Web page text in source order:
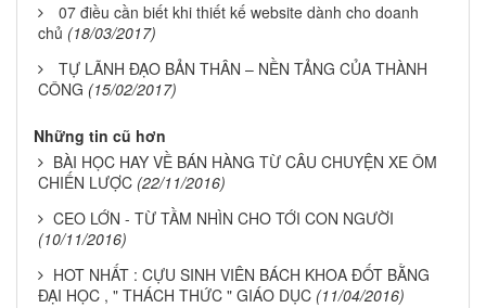
07 điều cần biết khi thiết kế website dành cho doanh
chủ (18/03/2017)
TỰ LÃNH ĐẠO BẢN THÂN – NỀN TẢNG CỦA THÀNH
CÔNG (15/02/2017)
Những tin cũ hơn
BÀI HỌC HAY VỀ BÁN HÀNG TỪ CÂU CHUYỆN XE ÔM
CHIẾN LƯỢC (22/11/2016)
CEO LỚN - TỪ TẦM NHÌN CHO TỚI CON NGƯỜI
(10/11/2016)
HOT NHẤT : CỰU SINH VIÊN BÁCH KHOA ĐỐT BẰNG
ĐẠI HỌC , " THÁCH THỨC " GIÁO DỤC (11/04/2016)